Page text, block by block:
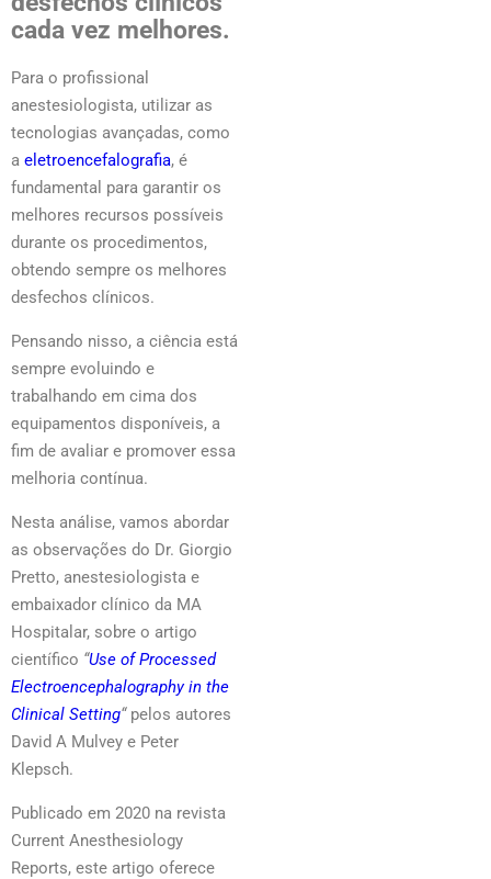
cada vez melhores.
Para o profissional
anestesiologista, utilizar as
tecnologias avançadas, como
a eletroencefalografia, é
fundamental para garantir os
melhores recursos possíveis
durante os procedimentos,
obtendo sempre os melhores
desfechos clínicos.
Pensando nisso, a ciência está
sempre evoluindo e
trabalhando em cima dos
equipamentos disponíveis, a
fim de avaliar e promover essa
melhoria contínua.
Nesta análise, vamos abordar
as observações do Dr. Giorgio
Pretto, anestesiologista e
embaixador clínico da MA
Hospitalar, sobre o artigo
científico “Use of Processed
Electroencephalography in the
Clinical Setting“pelos autores
David A Mulvey e Peter
Klepsch.
Publicado em 2020 na revista
Current Anesthesiology
Reports, este artigo oferece